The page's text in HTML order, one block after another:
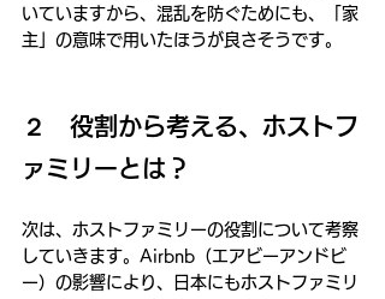
いていますから、混乱を防ぐためにも、「家
主」の意味で用いたほうが良さそうです。
２　役割から考える、ホストフ
ァミリーとは？
次は、ホストファミリーの役割について考察
していきます。Airbnb（エアビーアンドビ
ー）の影響により、日本にもホストファミリ